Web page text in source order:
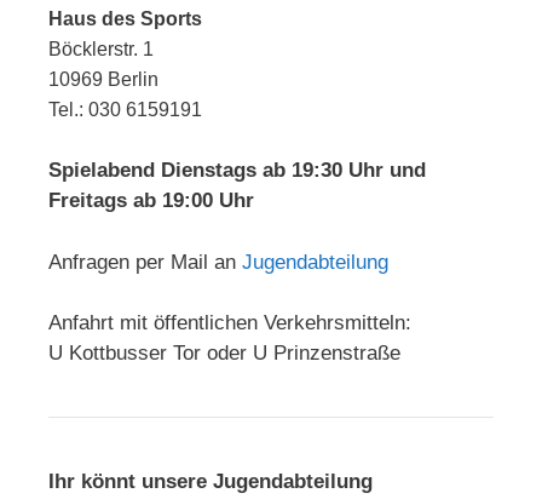
Haus des Sports
Böcklerstr. 1
10969 Berlin
Tel.: 030 6159191
Spielabend Dienstags ab 19:30 Uhr und
Freitags ab 19:00 Uhr
Anfragen per Mail an Jugendabteilung
Anfahrt mit öffentlichen Verkehrsmitteln:
U Kottbusser Tor oder U Prinzenstraße
Ihr könnt unsere Jugendabteilung